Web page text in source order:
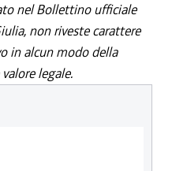
nel Bollettino ufficiale
non riveste carattere
in alcun modo della
legale.